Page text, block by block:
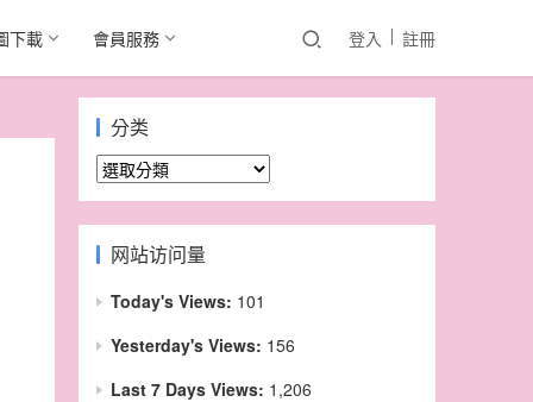
下載 會員服務 登入 註冊
分类
分
类
网站访问量
Today's Views: 101
Yesterday's Views: 156
Last 7 Days Views: 1,206